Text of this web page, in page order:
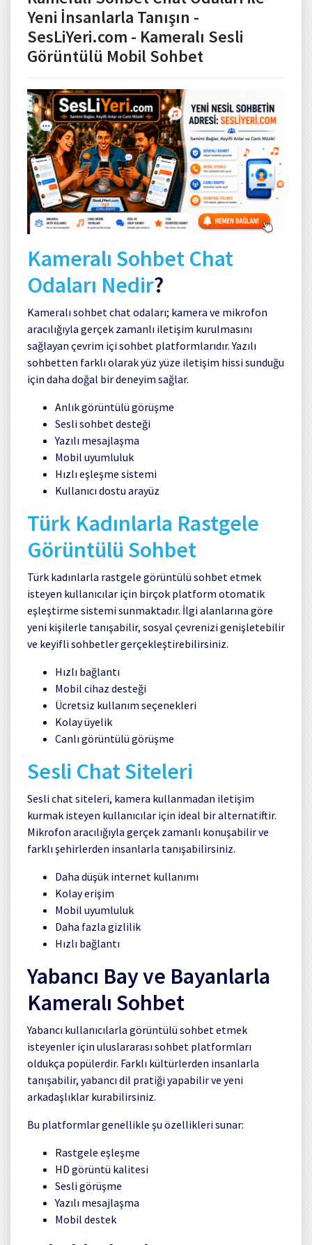
Yeni İnsanlarla Tanışın -
SesLiYeri.com - Kameralı Sesli
Görüntülü Mobil Sohbet
Kameralı Sohbet Chat
Odaları Nedir?
Kameralı sohbet chat odaları; kamera ve mikrofon
aracılığıyla gerçek zamanlı iletişim kurulmasını
sağlayan çevrim içi sohbet platformlarıdır. Yazılı
sohbetten farklı olarak yüz yüze iletişim hissi sunduğu
için daha doğal bir deneyim sağlar.
Anlık görüntülü görüşme
Sesli sohbet desteği
Yazılı mesajlaşma
Mobil uyumluluk
Hızlı eşleşme sistemi
Kullanıcı dostu arayüz
Türk Kadınlarla Rastgele
Görüntülü Sohbet
Türk kadınlarla rastgele görüntülü sohbet etmek
isteyen kullanıcılar için birçok platform otomatik
eşleştirme sistemi sunmaktadır. İlgi alanlarına göre
yeni kişilerle tanışabilir, sosyal çevrenizi genişletebilir
ve keyifli sohbetler gerçekleştirebilirsiniz.
Hızlı bağlantı
Mobil cihaz desteği
Ücretsiz kullanım seçenekleri
Kolay üyelik
Canlı görüntülü görüşme
Sesli Chat Siteleri
Sesli chat siteleri, kamera kullanmadan iletişim
kurmak isteyen kullanıcılar için ideal bir alternatiftir.
Mikrofon aracılığıyla gerçek zamanlı konuşabilir ve
farklı şehirlerden insanlarla tanışabilirsiniz.
Daha düşük internet kullanımı
Kolay erişim
Mobil uyumluluk
Daha fazla gizlilik
Hızlı bağlantı
Yabancı Bay ve Bayanlarla
Kameralı Sohbet
Yabancı kullanıcılarla görüntülü sohbet etmek
isteyenler için uluslararası sohbet platformları
oldukça popülerdir. Farklı kültürlerden insanlarla
tanışabilir, yabancı dil pratiği yapabilir ve yeni
arkadaşlıklar kurabilirsiniz.
Bu platformlar genellikle şu özellikleri sunar:
Rastgele eşleşme
HD görüntü kalitesi
Sesli görüşme
Yazılı mesajlaşma
Mobil destek